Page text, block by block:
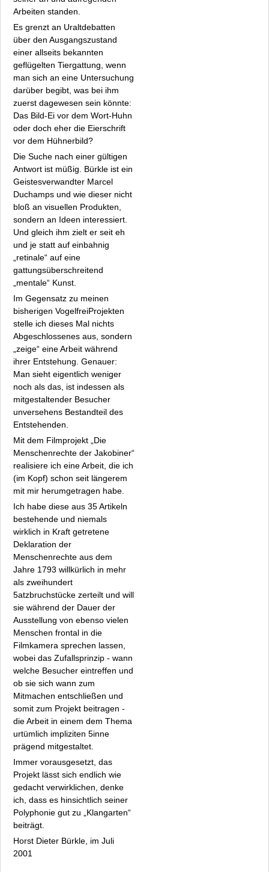
Arbeiten standen.
Es grenzt an Uraltdebatten
über den Ausgangszustand
einer allseits bekannten
geflügelten Tiergattung, wenn
man sich an eine Untersuchung
darüber begibt, was bei ihm
zuerst dagewesen sein könnte:
Das Bild-Ei vor dem Wort-Huhn
oder doch eher die Eierschrift
vor dem Hühnerbild?
Die Suche nach einer gültigen
Antwort ist müßig. Bürkle ist ein
Geistesverwandter Marcel
Duchamps und wie dieser nicht
bloß an visuellen Produkten,
sondern an Ideen interessiert.
Und gleich ihm zielt er seit eh
und je statt auf einbahnig
„retinale“ auf eine
gattungsüberschreitend
„mentale“ Kunst.
Im Gegensatz zu meinen
bisherigen VogelfreiProjekten
stelle ich dieses Mal nichts
Abgeschlossenes aus, sondern
„zeige“ eine Arbeit während
ihrer Entstehung. Genauer:
Man sieht eigentlich weniger
noch als das, ist indessen als
mitgestaltender Besucher
unversehens Bestandteil des
Entstehenden.
Mit dem Filmprojekt „Die
Menschenrechte der Jakobiner“
realisiere ich eine Arbeit, die ich
(im Kopf) schon seit längerem
mit mir herumgetragen habe.
Ich habe diese aus 35 Artikeln
bestehende und niemals
wirklich in Kraft getretene
Deklaration der
Menschenrechte aus dem
Jahre 1793 willkürlich in mehr
als zweihundert
5atzbruchstücke zerteilt und will
sie während der Dauer der
Ausstellung von ebenso vielen
Menschen frontal in die
Filmkamera sprechen lassen,
wobei das Zufallsprinzip - wann
welche Besucher eintreffen und
ob sie sich wann zum
Mitmachen entschließen und
somit zum Projekt beitragen -
die Arbeit in einem dem Thema
urtümlich impliziten 5inne
prägend mitgestaltet.
Immer vorausgesetzt, das
Projekt lässt sich endlich wie
gedacht verwirklichen, denke
ich, dass es hinsichtlich seiner
Polyphonie gut zu „Klangarten“
beiträgt.
Horst Dieter Bürkle, im Juli
2001